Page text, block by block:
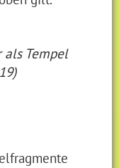
Tempel